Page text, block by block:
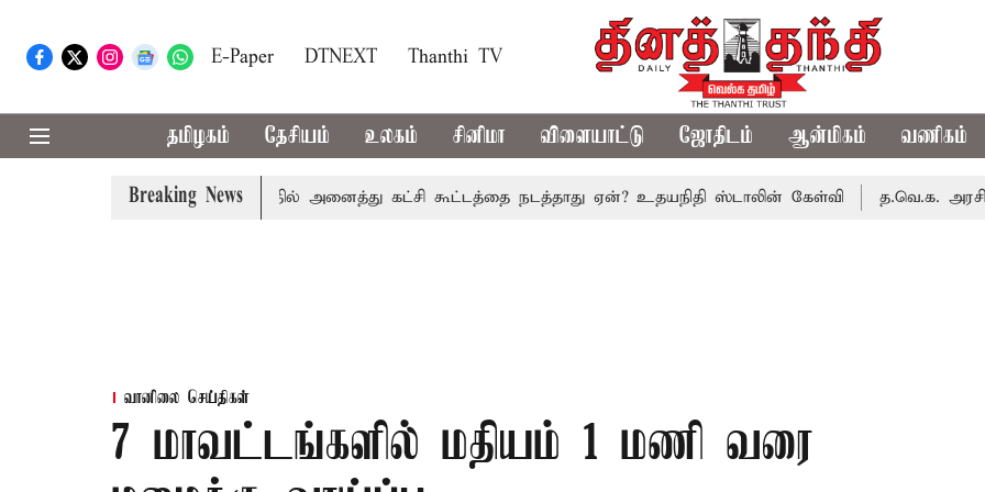
E-Paper DTNEXT Thanthi TV
தமிழகம் தேசியம் உலகம் சினிமா விளையாட்டு ஜோதிடம் ஆன்மிகம் வணிகம்
Breaking News
காவிரி விவகாரம்: தமிழகத்தில் அனைத்து கட்சி கூட்டத்தை நடத்தாது ஏன்? உதயநிதி ஸ்டாலின் கேள்வி த.வெ.க. அரசின் முதல்
வானிலை செய்திகள்
7 மாவட்டங்களில் மதியம் 1 மணி வரை